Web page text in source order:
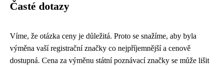
Časté dotazy
Víme, že otázka ceny je důležitá. Proto se snažíme, aby byla
výměna vaší registrační značky co nejpříjemnější a cenově
dostupná. Cena za výměnu státní poznávací značky se může lišit